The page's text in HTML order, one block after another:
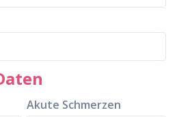
Akute Schmerzen